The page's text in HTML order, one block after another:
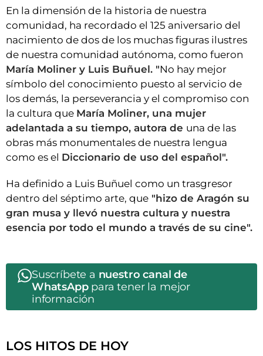
En la dimensión de la historia de nuestra
comunidad, ha recordado el 125 aniversario del
nacimiento de dos de los muchas figuras ilustres
de nuestra comunidad autónoma, como fueron
María Moliner y Luis Buñuel. "No hay mejor
símbolo del conocimiento puesto al servicio de
los demás, la perseverancia y el compromiso con
la cultura que María Moliner, una mujer
adelantada a su tiempo, autora de una de las
obras más monumentales de nuestra lengua
como es el Diccionario de uso del español".
Ha definido a Luis Buñuel como un trasgresor
dentro del séptimo arte, que "hizo de Aragón su
gran musa y llevó nuestra cultura y nuestra
esencia por todo el mundo a través de su cine".
Suscríbete a nuestro canal de
WhatsApppara tener la mejor
información
LOS HITOS DE HOY